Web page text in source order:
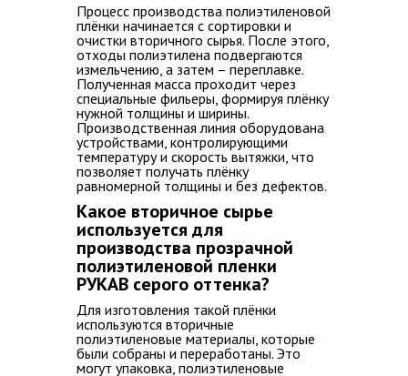
Процесс производства полиэтиленовой
плёнки начинается с сортировки и
очистки вторичного сырья. После этого,
отходы полиэтилена подвергаются
измельчению, а затем – переплавке.
Полученная масса проходит через
специальные фильеры, формируя плёнку
нужной толщины и ширины.
Производственная линия оборудована
устройствами, контролирующими
температуру и скорость вытяжки, что
позволяет получать плёнку
равномерной толщины и без дефектов.
Какое вторичное сырье
используется для
производства прозрачной
полиэтиленовой пленки
РУКАВ серого оттенка?
Для изготовления такой плёнки
используются вторичные
полиэтиленовые материалы, которые
были собраны и переработаны. Это
могут упаковка, полиэтиленовые